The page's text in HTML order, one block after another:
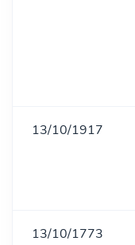
13/10/1917
13/10/1773